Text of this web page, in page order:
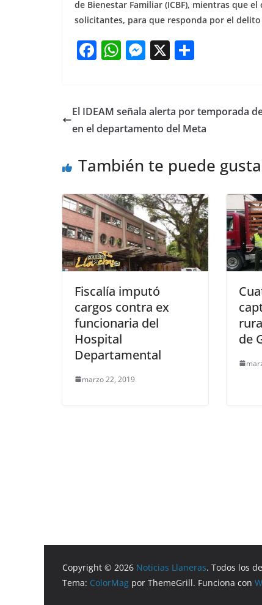
de Bienestar Familiar (ICBF), mientras que
solicitantes, para que responda por el
F
e
b
o
k
W
s
A
p
M
e
n
er
X
e
El IDEAM señala alerta por temporada
en el departamento del Meta
También te puede
Fiscalía imputó
cargos contra ex
funcionaria del
Hospital
Departamental
marzo 22, 2019
de
Copyright © 2026 Noticias Llaneras. Todos los
Tema: ColorMag por ThemeGrill. Funciona con